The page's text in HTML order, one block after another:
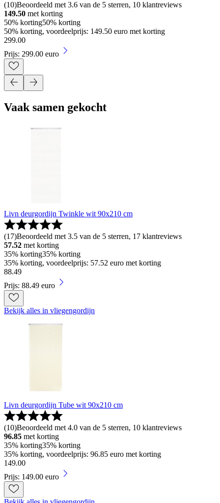
(10)Beoordeeld met 3.6 van de 5 sterren, 10 klantreviews
149.50 met korting
50% korting50% korting
50% korting, voordeelprijs: 149.50 euro met korting
299.00
Prijs: 299.00 euro
Vaak samen gekocht
Livn deurgordijn Twinkle wit 90x210 cm
(17)Beoordeeld met 3.5 van de 5 sterren, 17 klantreviews
57.52 met korting
35% korting35% korting
35% korting, voordeelprijs: 57.52 euro met korting
88.49
Prijs: 88.49 euro
Bekijk alles in vliegengordijn
Livn deurgordijn Tube wit 90x210 cm
(10)Beoordeeld met 4.0 van de 5 sterren, 10 klantreviews
96.85 met korting
35% korting35% korting
35% korting, voordeelprijs: 96.85 euro met korting
149.00
Prijs: 149.00 euro